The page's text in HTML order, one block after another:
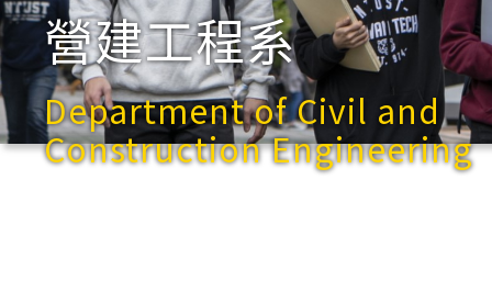
營建工程系
Department of Civil and
Construction Engineering